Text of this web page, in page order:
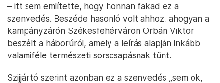
– itt sem említette, hogy honnan fakad ez a
szenvedés. Beszéde hasonló volt ahhoz, ahogyan a
kampányzárón Székesfehérváron Orbán Viktor
beszélt a háborúról, amely a leírás alapján inkább
valamiféle természeti sorscsapásnak tűnt.
Szijjártó szerint azonban ez a szenvedés „sem ok,